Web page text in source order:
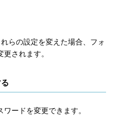
らの設定を変えた場合、フォ
されます。
ードを変更できます。